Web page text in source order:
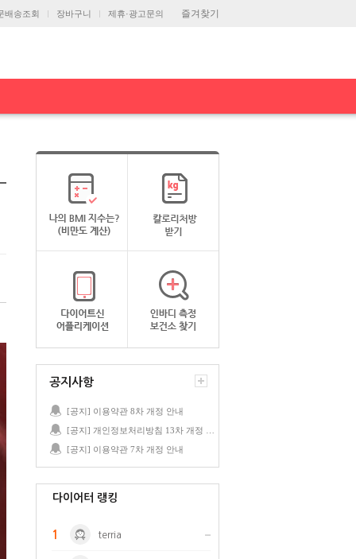
즐겨찾기
배송조회 장바구니 제휴·광고문의
공지사항
[공지] 이용약관 8차 개정 안내
[공지] 이용약관 7차 개정 안내
다이어터 랭킹
1 terria